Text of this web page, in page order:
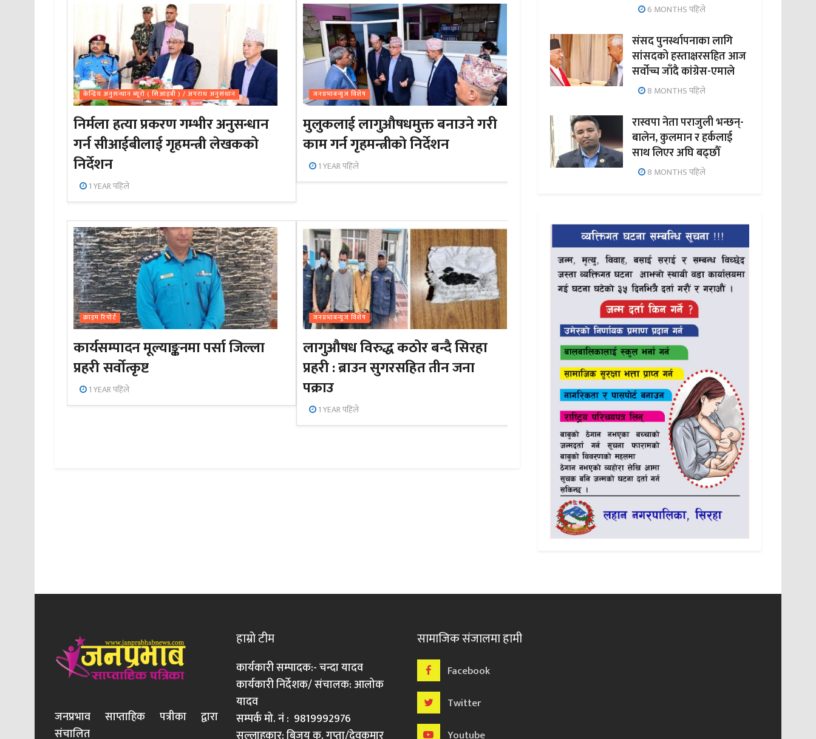
केन्द्रिय अनुसन्धान ब्यूरो ( सिआइबी ) / अपराध अनुसंधान
निर्मला हत्या प्रकरण गम्भीर अनुसन्धान
गर्न सीआईबीलाई गृहमन्त्री लेखकको
निर्देशन
1 YEAR पहिले
जनप्रभाबन्युज विशेष
मुलुकलाई लागुऔषधमुक्त बनाउने गरी
काम गर्न गृहमन्त्रीको निर्देशन
1 YEAR पहिले
क्राइम रिपोर्ट
कार्यसम्पादन मूल्याङ्कनमा पर्सा जिल्ला
प्रहरी सर्वोत्कृष्ट
1 YEAR पहिले
जनप्रभाबन्युज विशेष
लागुऔषध विरुद्ध कठोर बन्दै सिरहा
प्रहरी : ब्राउन सुगरसहित तीन जना
पक्राउ
1 YEAR पहिले
6 MONTHS पहिले
संसद पुनर्स्थापनाका लागि
सांसदको हस्ताक्षरसहित आज
सर्वोच्च जाँदै कांग्रेस-एमाले
8 MONTHS पहिले
रास्वपा नेता पराजुली भन्छन्-
बालेन, कुलमान र हर्कलाई
साथ लिएर अघि बढ्छौँ
8 MONTHS पहिले
जनप्रभाव साप्ताहिक पत्रीका द्वारा
संचालित
हाम्रो टीम
कार्यकारी सम्पादक:- चन्दा यादव
कार्यकारी निर्देशक/ संचालक: आलोक
यादव
सम्पर्क मो. नं : 9819992976
सामाजिक संजालमा हामी
Facebook
Twitter
Youtube